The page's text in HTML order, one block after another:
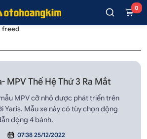
0
freed
MPV Thế Hệ Thứ 3 Ra Mắt
MPV cỡ nhỏ được phát triển trên
Yaris. Mẫu xe này có tùy chọn động
động 4 bánh.
07:38 25/12/2022